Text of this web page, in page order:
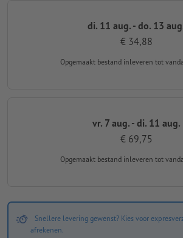
di. 11 aug. - do. 13
€ 34,88
Opgemaakt bestand inleveren tot
vr. 7 aug. - di. 11 aug.
€ 69,75
Opgemaakt bestand inleveren tot
Snellere levering gewenst? Kies voor
afrekenen.